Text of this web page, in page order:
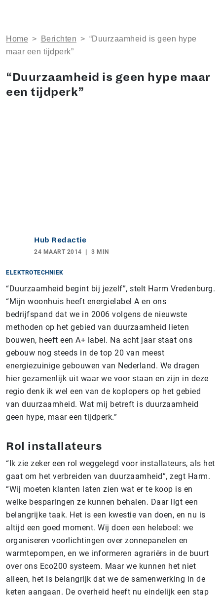
Home > Berichten > “Duurzaamheid is geen hype
maar een tijdperk”
“Duurzaamheid is geen hype maar
een tijdperk”
Hub Redactie
24 MAART 2014 3 MIN
ELEKTROTECHNIEK
“Duurzaamheid begint bij jezelf”, stelt Harm Vredenburg.
“Mijn woonhuis heeft energielabel A en ons
bedrijfspand dat we in 2006 volgens de nieuwste
methoden op het gebied van duurzaamheid lieten
bouwen, heeft een A+ label. Na acht jaar staat ons
gebouw nog steeds in de top 20 van meest
energiezuinige gebouwen van Nederland. We dragen
hier gezamenlijk uit waar we voor staan en zijn in deze
regio denk ik wel een van de koplopers op het gebied
van duurzaamheid. Wat mij betreft is duurzaamheid
geen hype, maar een tijdperk.”
Rol installateurs
“Ik zie zeker een rol weggelegd voor installateurs, als het
gaat om het verbreiden van duurzaamheid”, zegt Harm.
“Wij moeten klanten laten zien wat er te koop is en
welke besparingen ze kunnen behalen. Daar ligt een
belangrijke taak. Het is een kwestie van doen, en nu is
altijd een goed moment. Wij doen een heleboel: we
organiseren voorlichtingen over zonnepanelen en
warmtepompen, en we informeren agrariërs in de buurt
over ons Eco200 systeem. Maar we kunnen het niet
alleen, het is belangrijk dat we de samenwerking in de
keten aangaan. De overheid heeft nu eindelijk een stap